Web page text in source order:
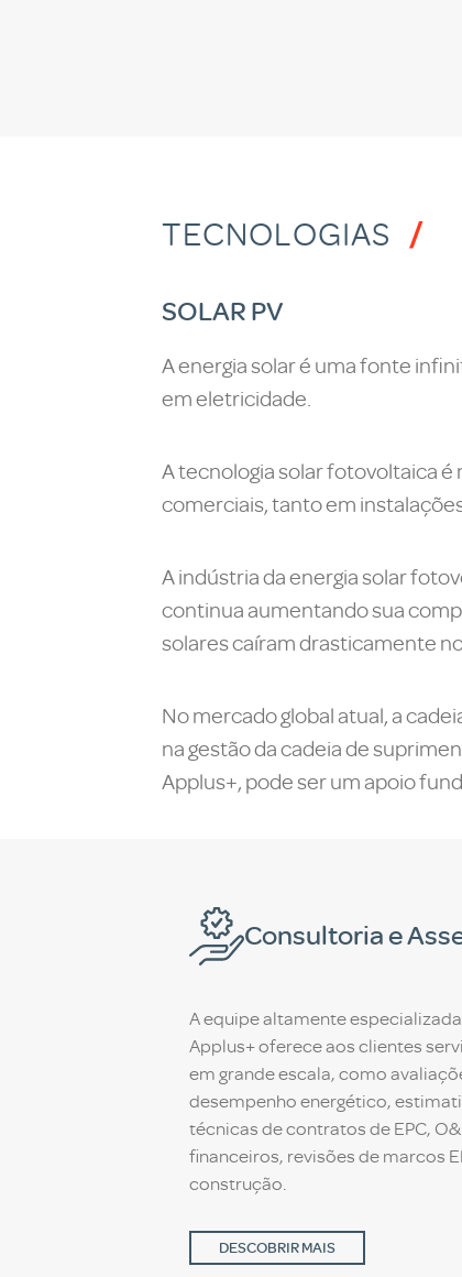
TECNOLOGIAS
SOLAR PV
A energia solar é uma fonte
em eletricidade.
A tecnologia solar fotovoltaica
comerciais, tanto em
A indústria da energia solar
continua aumentando sua
solares caíram drasticamente
No mercado global atual, a
na gestão da cadeia de
Applus+, pode ser um apoio
Consultoria e
A equipe altamente
Applus+ oferece aos clientes
em grande escala, como
desempenho energético,
técnicas de contratos de EPC,
financeiros, revisões de marcos
construção.
DESCOBRIR MAIS